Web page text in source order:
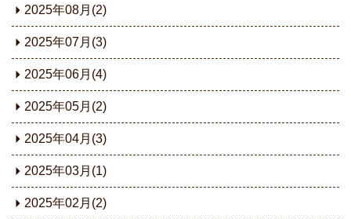
2025年08月(2)
2025年07月(3)
2025年06月(4)
2025年05月(2)
2025年04月(3)
2025年03月(1)
2025年02月(2)